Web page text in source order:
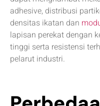
adhesive, distribusi
densitas ikatan dan
lapisan perekat dengan
tinggi serta resistensi
pelarut industri.